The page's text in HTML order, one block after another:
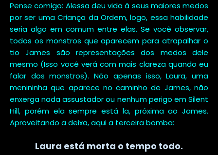
Pense comigo: Alessa deu vida à seus maiores medos
por ser uma Criança da Ordem, logo, essa habilidade
seria algo em comum entre elas. Se você observar,
todos os monstros que aparecem para atrapalhar o
tio James são representações dos medos dele
mesmo (Isso você verá com mais clareza quando eu
falar dos monstros). Não apenas isso, Laura, uma
menininha que aparece no caminho de James, não
enxerga nada assustador ou nenhum perigo em Silent
Hill, porém ela sempre está la, próxima ao James.
Aproveitando a deixa, aqui a terceira bomba:
Laura está morta o tempo todo.